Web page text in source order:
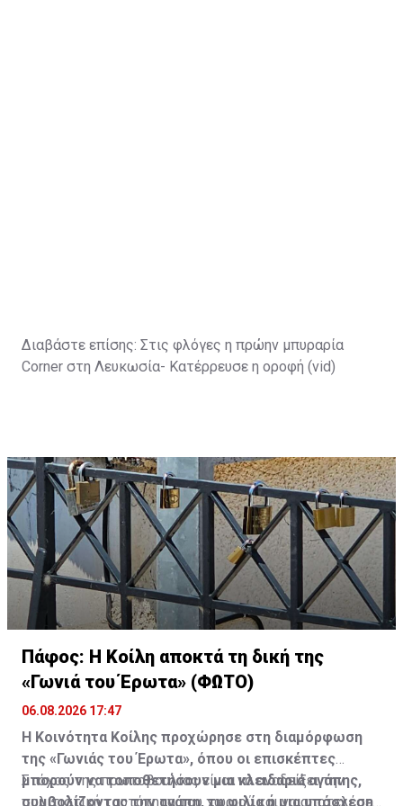
Διαβάστε επίσης: Στις φλόγες η πρώην μπυραρία
Corner στη Λευκωσία- Κατέρρευσε η οροφή (vid)
Πάφος: Η Κοίλη αποκτά τη δική της
«Γωνιά του Έρωτα» (ΦΩΤΟ)
06.08.2026 17:47
Η Κοινότητα Κοίλης προχώρησε στη διαμόρφωση
της «Γωνιάς του Έρωτα», όπου οι επισκέπτες
μπορούν να τοποθετήσουν μια κλειδαριά αγάπης,
συμβολίζοντας την αγάπη, τη φιλία ή μια υπόσχεση
Στόχος της πρωτοβουλίας είναι να αναδείξει την
πολιτιστική ταυτότητα του χωριού και να αποτελέσει